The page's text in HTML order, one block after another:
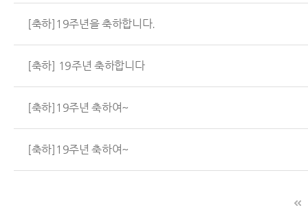
[축하]19주년을 축하합니다.
[축하] 19주년 축하합니다
[축하]19주년 축하여~
[축하]19주년 축하여~